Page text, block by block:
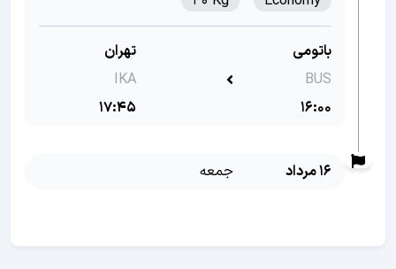
باتومی
BUS
16:00
تهران
IKA
17:45
16 مرداد جمعه